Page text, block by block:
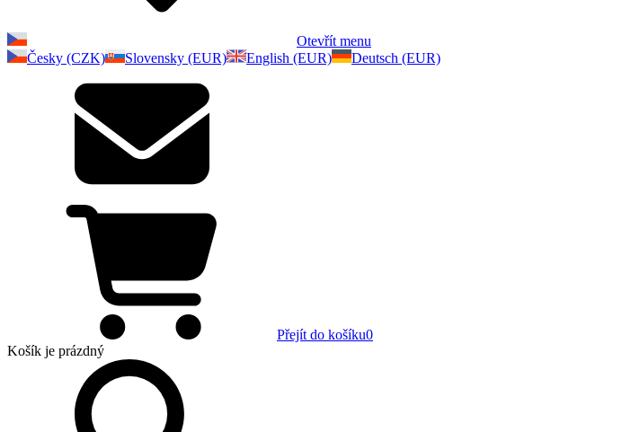
Otevřít menu
Česky (CZK)
Slovensky (EUR) English (EUR) Deutsch (EUR)
Přejít do košíku0
Košík je prázdný